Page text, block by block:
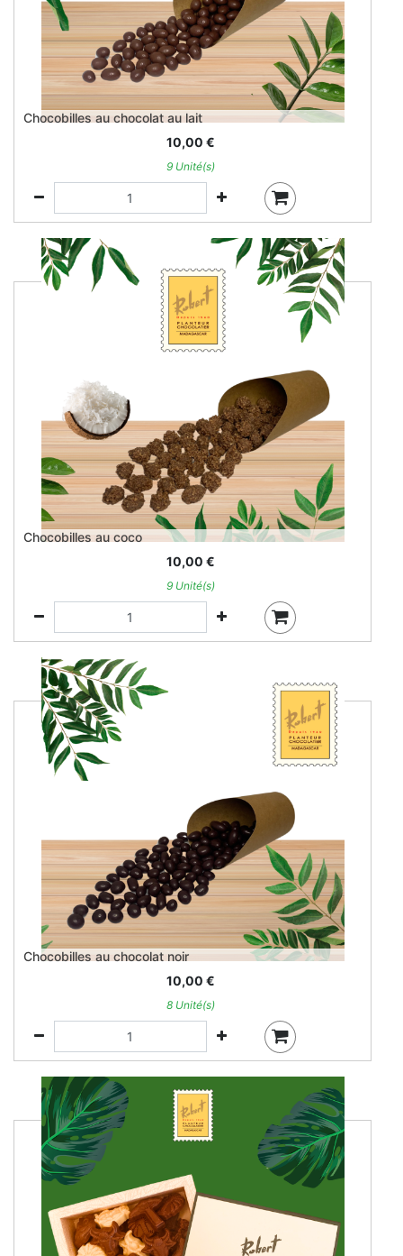
Chocobilles au chocolat au lait
10,00 €
9 Unité(s)
Chocobilles au coco
10,00 €
9 Unité(s)
Chocobilles au chocolat noir
10,00 €
8 Unité(s)